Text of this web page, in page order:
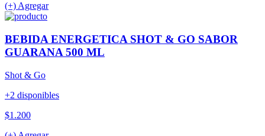
(+) Agregar
BEBIDA ENERGETICA SHOT & GO SABOR
GUARANA 500 ML
Shot & Go
+2 disponibles
$1.200